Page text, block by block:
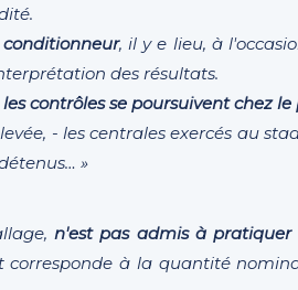
, il y e lieu, à
des résultats.
contrôles se poursuivent chez
- les centrales exercés au
»
n'est pas admis à pratiquer
à la quantité